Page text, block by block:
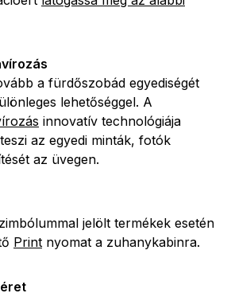
a fürdőszobád egyediségét
lehetőséggel. A
innovatív technológiája
az egyedi minták, fotók
az üvegen.
jelölt termékek esetén
Print nyomat a zuhanykabinra.